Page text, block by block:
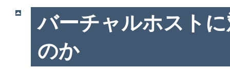
バーチャルホスト
のか